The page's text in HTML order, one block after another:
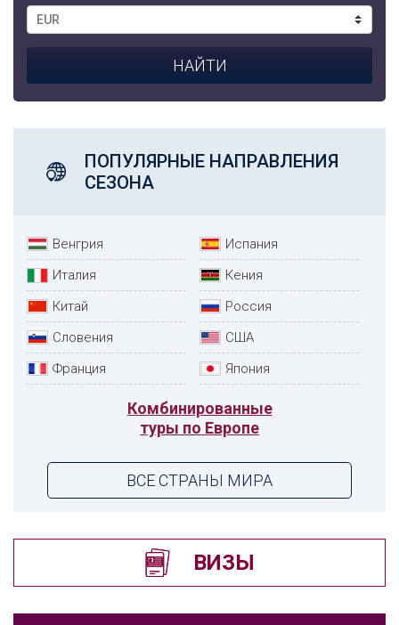
ПОПУЛЯРНЫЕ НАПРАВЛЕНИЯ
СЕЗОНА
Венгрия
Испания
Италия
Кения
Китай
Россия
Словения
США
Франция
Япония
Комбинированные
туры по Европе
ВСЕ СТРАНЫ МИРА
ВИЗЫ